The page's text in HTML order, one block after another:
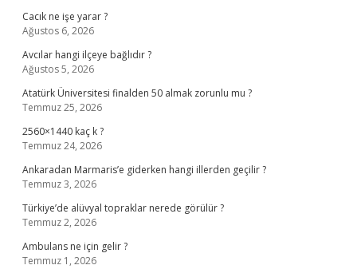
Cacık ne işe yarar ?
Ağustos 6, 2026
Avcılar hangi ilçeye bağlıdır ?
Ağustos 5, 2026
Atatürk Üniversitesi finalden 50 almak zorunlu mu ?
Temmuz 25, 2026
2560×1440 kaç k ?
Temmuz 24, 2026
Ankaradan Marmaris’e giderken hangi illerden geçilir ?
Temmuz 3, 2026
Türkiye’de alüvyal topraklar nerede görülür ?
Temmuz 2, 2026
Ambulans ne için gelir ?
Temmuz 1, 2026